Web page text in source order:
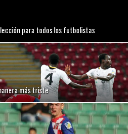
lección para todos los futbolistas
más triste